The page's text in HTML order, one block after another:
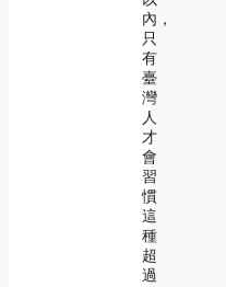
內，
只
有
臺
灣
人
才
會
習
慣
這
種
超
過